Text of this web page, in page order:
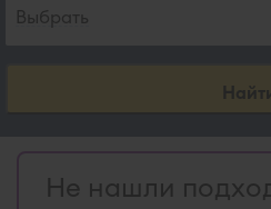
Выбрать
Не нашли